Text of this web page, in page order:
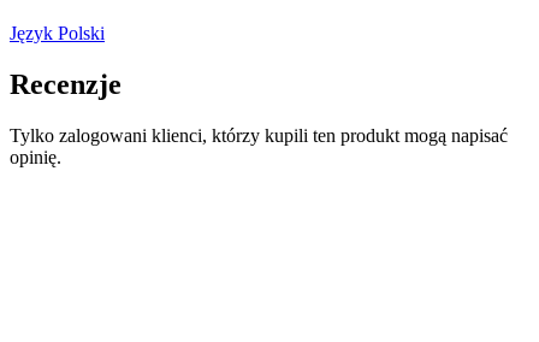
Język Polski
Recenzje
Tylko zalogowani klienci, którzy kupili ten produkt mogą napisać
opinię.